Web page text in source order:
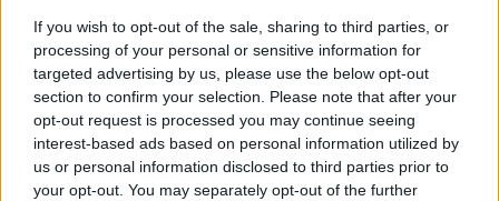
If you wish to opt-out of the sale, sharing to third parties, or
processing of your personal or sensitive information for
targeted advertising by us, please use the below opt-out
section to confirm your selection. Please note that after your
opt-out request is processed you may continue seeing
interest-based ads based on personal information utilized by
us or personal information disclosed to third parties prior to
your opt-out. You may separately opt-out of the further
Si vous avez un taux de cholestérol élevé, l’activité
physique est donc un excellent moyen de le contrôler.
CHOLESTÉROL SANTÉ